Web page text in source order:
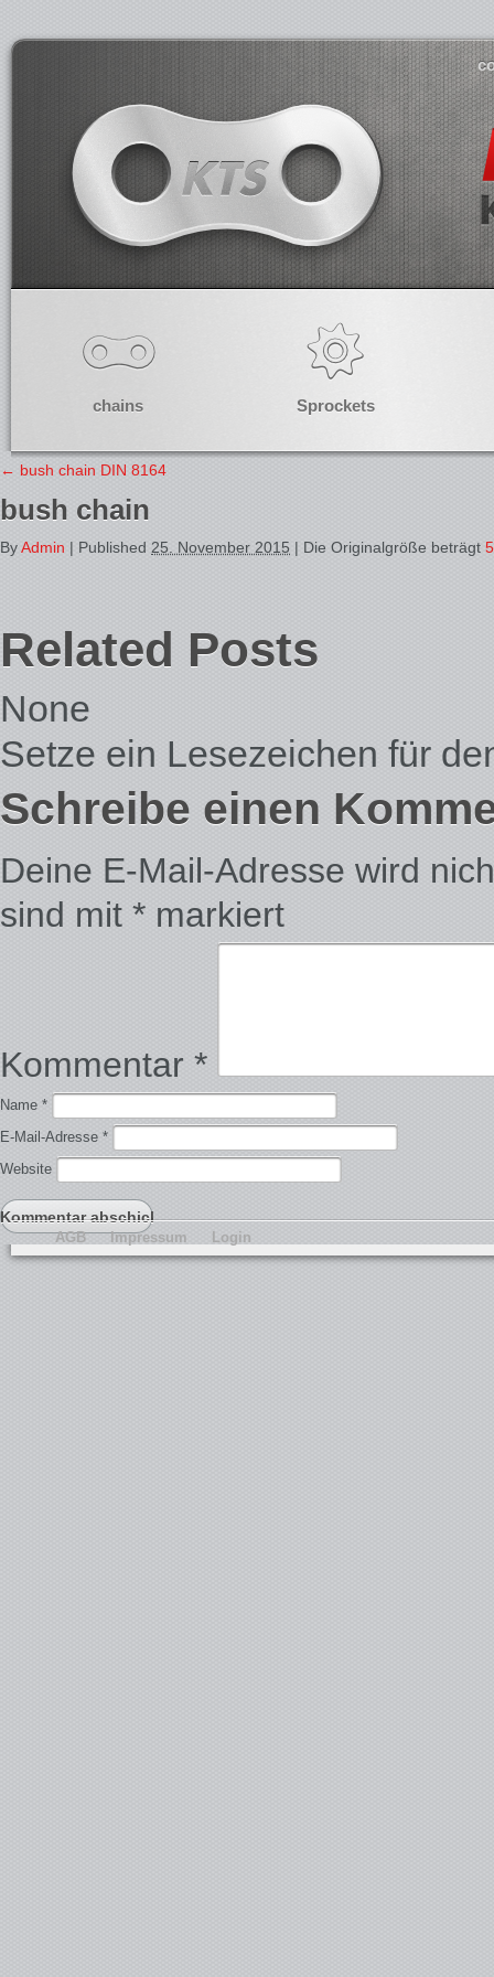
chains Sprockets
← bush chain DIN 8164
bush chain
ByAdmin | Published 25. November 2015 | Die Originalgröße beträgt
Related Posts
None
Setze ein Lesezeichen für
Schreibe einen
Deine E-Mail-Adresse wird
sind mit * markiert
Kommentar *
Name *
E-Mail-Adresse *
Website
AGB Impressum Login